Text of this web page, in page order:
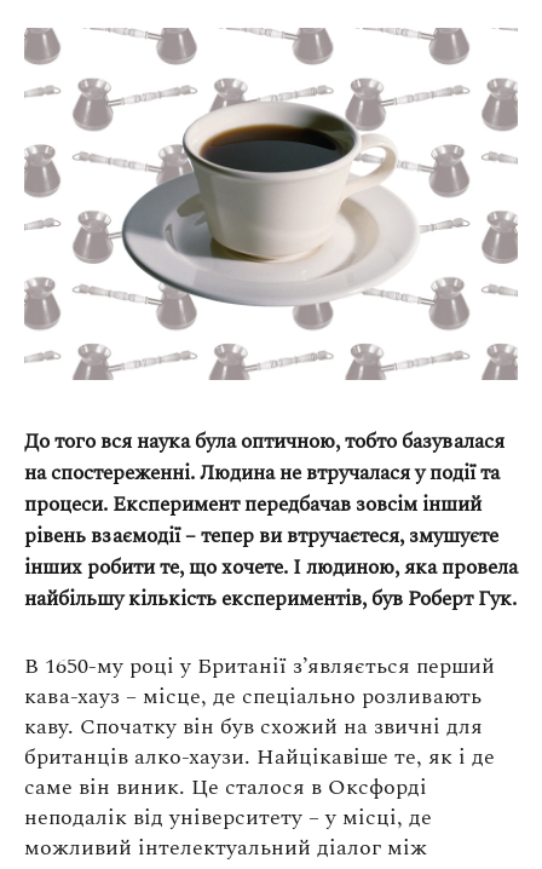
До того вся наука була оптичною, тобто базувалася
на спостереженні. Людина не втручалася у події та
процеси. Експеримент передбачав зовсім інший
рівень взаємодії – тепер ви втручаєтеся, змушуєте
інших робити те, що хочете. І людиною, яка провела
найбільшу кількість експериментів, був Роберт Гук.
В 1650-му році у Британії з’являється перший
кава-хауз – місце, де спеціально розливають
каву. Спочатку він був схожий на звичні для
британців алко-хаузи. Найцікавіше те, як і де
саме він виник. Це сталося в Оксфорді
неподалік від університету – у місці, де
можливий інтелектуальний діалог між